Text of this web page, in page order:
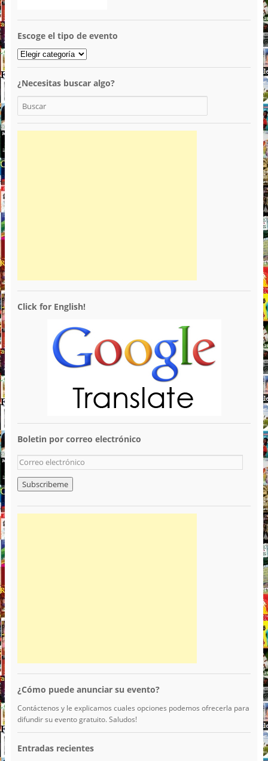
Escoge el tipo de evento
¿Necesitas buscar algo?
Click for English!
Boletin por correo electrónico
¿Cómo puede anunciar su evento?
Contáctenos y le explicamos cuales opciones podemos ofrecerla para
difundir su evento gratuito. Saludos!
Entradas recientes